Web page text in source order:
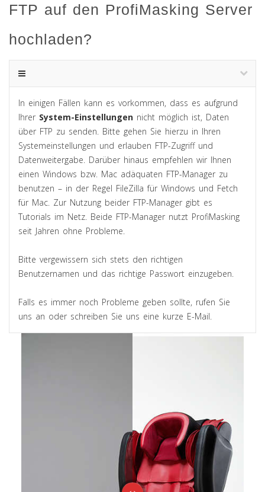
FTP auf den ProfiMasking Server
hochladen?
In einigen Fällen kann es vorkommen, dass es aufgrund
Ihrer System-Einstellungen nicht möglich ist, Daten
über FTP zu senden. Bitte gehen Sie hierzu in Ihren
Systemeinstellungen und erlauben FTP-Zugriff und
Datenweitergabe. Darüber hinaus empfehlen wir Ihnen
einen Windows bzw. Mac adäquaten FTP-Manager zu
benutzen – in der Regel FileZilla für Windows und Fetch
für Mac. Zur Nutzung beider FTP-Manager gibt es
Tutorials im Netz. Beide FTP-Manager nutzt ProfiMasking
seit Jahren ohne Probleme.
Bitte vergewissern sich stets den richtigen
Benutzernamen und das richtige Passwort einzugeben.
Falls es immer noch Probleme geben sollte, rufen Sie
uns an oder schreiben Sie uns eine kurze E-Mail.